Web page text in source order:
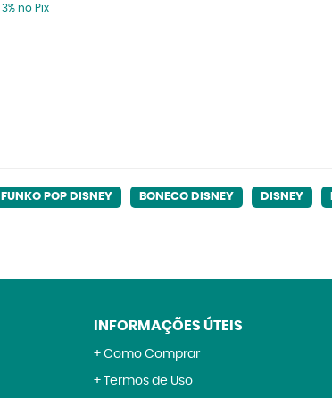
3% no Pix
FUNKO POP DISNEY BONECO DISNEY DISNEY
INFORMAÇÕES ÚTEIS
Como Comprar
Termos de Uso